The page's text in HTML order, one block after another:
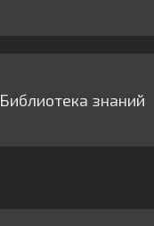
Библиотека знаний